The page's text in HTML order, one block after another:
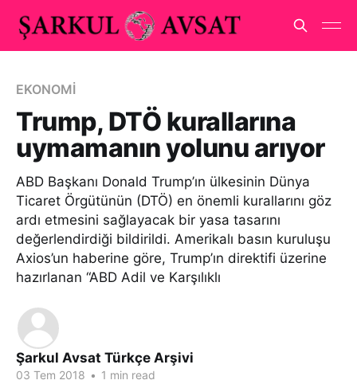
EKONOMİ
Trump, DTÖ kurallarına
uymamanın yolunu arıyor
ABD Başkanı Donald Trump’ın ülkesinin Dünya
Ticaret Örgütünün (DTÖ) en önemli kurallarını göz
ardı etmesini sağlayacak bir yasa tasarını
değerlendirdiği bildirildi. Amerikalı basın kuruluşu
Axios’un haberine göre, Trump’ın direktifi üzerine
hazırlanan “ABD Adil ve Karşılıklı
Şarkul Avsat Türkçe Arşivi
03 Tem 2018 • 1 min read